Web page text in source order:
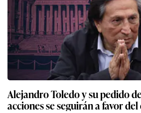
Alejandro Toledo y su pedido
acciones se